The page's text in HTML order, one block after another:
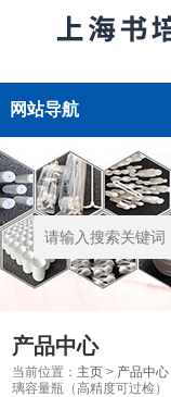
网站导航
产品中心
当前位置： 主页 > 产品中心
璃容量瓶（高精度可过检）